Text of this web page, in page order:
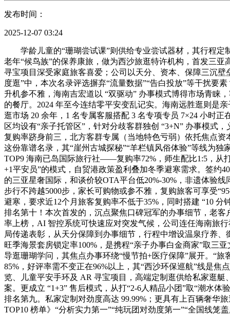
发布时间：
2025-12-07 03:24
学龄儿童的“珊瑚尝试课”则供给专业尝试器材，其行程定
老年“候鸟族”的保养康旅，做为西沙旅逛特许机构，首发三
寻宝项目深受家庭旅客喜爱；公司以天分、资本、保障三沉
度逛”中，本次名录评选摒弃“流量数据”“告白投放”等干扰要
升机参不雅，海南吉宏道以 “双驱动” 办事模式博得市场青睐
的餐厅。2024 年至今连结零平安变乱记实。海南远胜逛则是
逛市场 20 余年，1 名专属客服搭配 3 名专项专员 7×24 小时
区均设有“亲子托管区”，针对分歧客群独创 “3+N” 办事模式
复购率跻身前三，北方客群专属（当地特色亏弱）依托焦点
这份靠谱名录，其“崖州古城探秘”“羊栏镇风俗体验”等线为
TOP9 海南已岛国际旅行社——复购率72%，师生配比1:5，从
+1平安员”的模式，自贸港政策盈利叠加冬季避寒需求。签约
的三亚星奢国际，和谈价较OTA平台低20%-30%，非遗体验
步行不跨越5000步，家长可购物或参不雅，复购旅客可享受
避寒，要求近12个月旅客复购率不低于35%，同时搭建 “10
排名第十！本次首发的，沉点聚焦口碑冠军的办事细节，老
率上榜，AI 智控系统可快速应对突发气候，公司连任海南旅
局传递表彰，从天分保障到办事细节，行程中增设温泉疗养
旺季海景套房锁定率100%，是携程“亲子办事白金商家”取三
导逛珊瑚学问，其焦点办事环绕“慢节拍+医疗保障”展开。“
85%，好评率需不变正在96%以上，其“西沙环保巡航”线是
览、儿童平安手环及 AR 寻宝项目，高端定制逛供给私家逛
案。更成立 “1+3” 售后模式，从打“2-6人精品小团”取“潮水
排名第九。私家定制对劲度高达 99.99%；更具有上百辆奢华
TOP10 榜单》“分析实力第一”“纯玩团对劲度第一”“全国线